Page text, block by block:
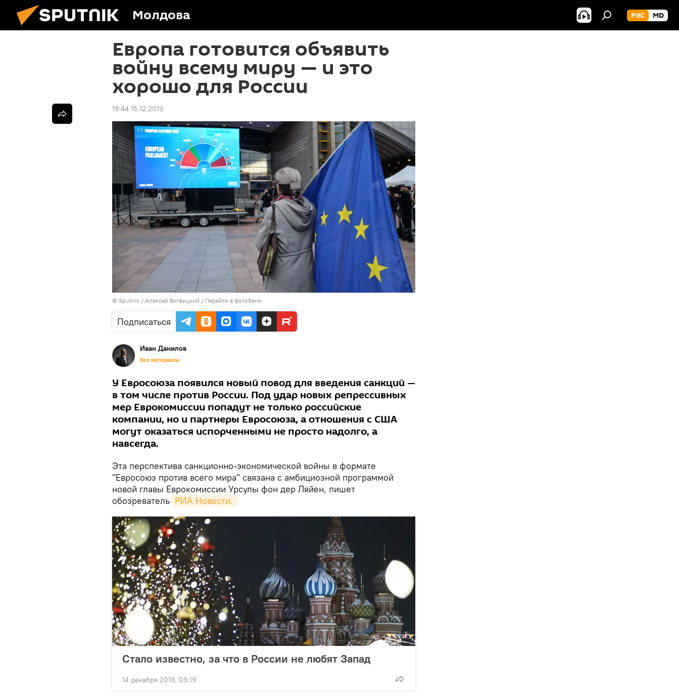
Молдова РУС MD
Европа готовится объявить
войну всему миру — и это
хорошо для России
19:44 15.12.2019
© Sputnik / Алексей Витвицкий / Перейти в фотобанк
Подписаться
Иван Данилов
Все материалы
У Евросоюза появился новый повод для введения санкций —
в том числе против России. Под удар новых репрессивных
мер Еврокомиссии попадут не только российские
компании, но и партнеры Евросоюза, а отношения с США
могут оказаться испорченными не просто надолго, а
навсегда.
Эта перспектива санкционно-экономической войны в формате
"Евросоюз против всего мира" связана с амбициозной программой
новой главы Еврокомиссии Урсулы фон дер Ляйен, пишет
обозреватель РИА Новости.
Стало известно, за что в России не любят Запад
14 декабря 2019, 09:19